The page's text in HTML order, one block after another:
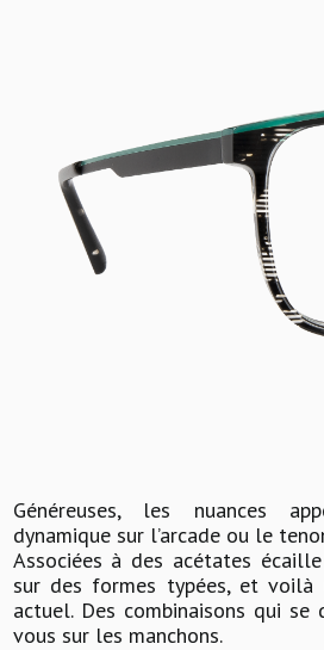
Généreuses, les nuances
dynamique sur l’arcade ou le
Associées à des acétates
sur des formes typées, et
actuel. Des combinaisons qui se
vous sur les manchons.